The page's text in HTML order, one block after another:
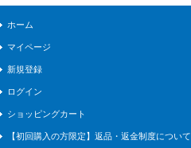
ホーム
マイページ
新規登録
ログイン
ショッピングカート
【初回購入の方限定】返品・返金制度について